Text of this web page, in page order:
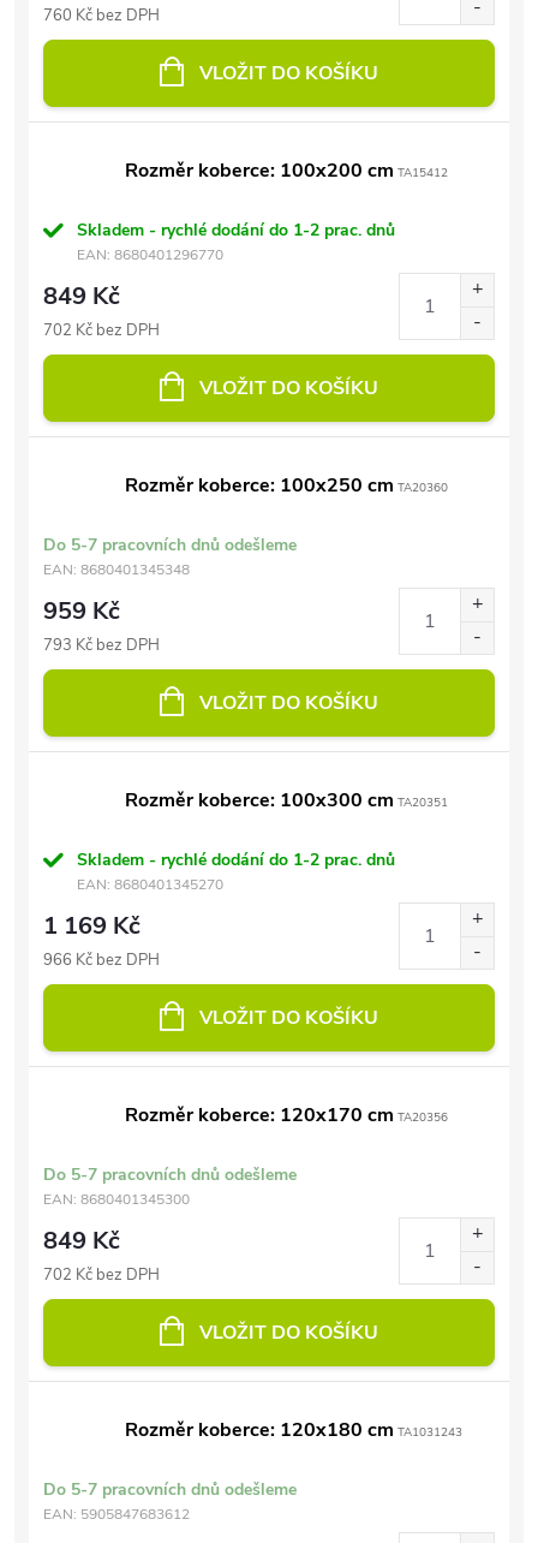
760 Kč bez DPH
VLOŽIT DO KOŠÍKU
Rozměr koberce: 100x200 cm TA15412
Skladem - rychlé dodání do 1-2 prac. dnů
EAN: 8680401296770
849 Kč
702 Kč bez DPH
VLOŽIT DO KOŠÍKU
Rozměr koberce: 100x250 cm TA20360
Do 5-7 pracovních dnů odešleme
EAN: 8680401345348
959 Kč
793 Kč bez DPH
VLOŽIT DO KOŠÍKU
Rozměr koberce: 100x300 cm TA20351
Skladem - rychlé dodání do 1-2 prac. dnů
EAN: 8680401345270
1 169 Kč
966 Kč bez DPH
VLOŽIT DO KOŠÍKU
Rozměr koberce: 120x170 cm TA20356
Do 5-7 pracovních dnů odešleme
EAN: 8680401345300
849 Kč
702 Kč bez DPH
VLOŽIT DO KOŠÍKU
Rozměr koberce: 120x180 cm TA1031243
Do 5-7 pracovních dnů odešleme
EAN: 5905847683612